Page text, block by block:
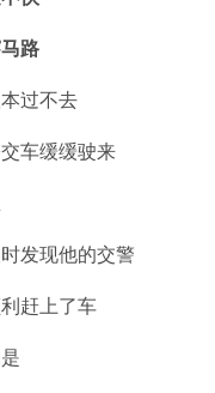
路
过不去
车缓缓驶来
发现他的交警
赶上了车